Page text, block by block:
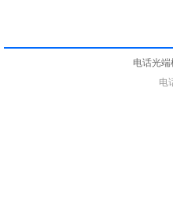
电话光端
电